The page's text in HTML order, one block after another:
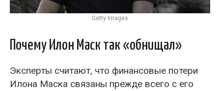
Getty Images
Почему Илон Маск так «обнищал»
Эксперты считают, что финансовые потери
Илона Маска связаны прежде всего с его